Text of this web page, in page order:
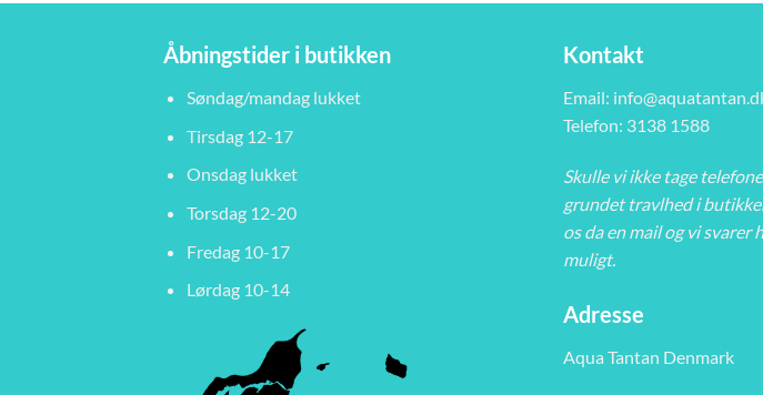
Åbningstider i butikken
Søndag/mandag lukket
Tirsdag 12-17
Onsdag lukket
Torsdag 12-20
Fredag 10-17
Lørdag 10-14
Kontakt
Email:
Telefon: 3138 1588
Skulle vi ikke tage
grundet travlhed i
os da en mail og vi svarer
muligt.
Adresse
Aqua Tantan Denmark